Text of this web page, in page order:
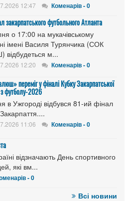
12:47 Коменарів - 0
закарпатського футбольного Атланта
о 17:00 на мукачівському
імені Василя Турянчика (СОК
м...
12:20 Коменарів - 0
переміг у фіналі Кубку Закарпатської
з футболу-2026
в Ужгороді відбувся 81-ий фінал
11:06 Коменарів - 0
відзначають День спортивного
які вм...
- 0
Всі новини